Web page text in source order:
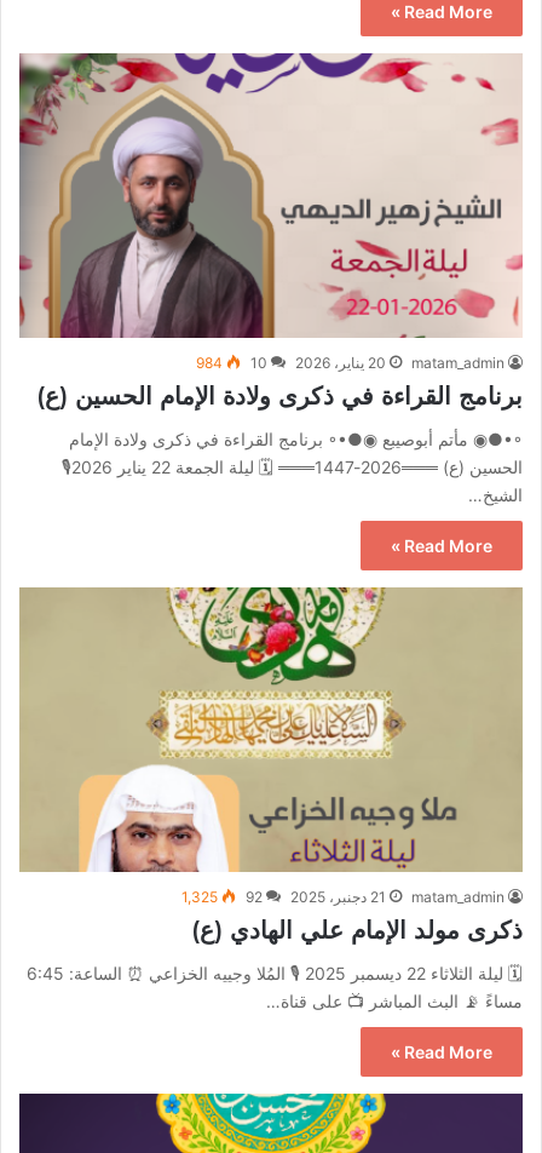
Read More »
matam_admin 20 يناير، 2026 10
984
برنامج القراءة في ذكرى ولادة الإمام الحسين (ع)
◦•●◉ مأتم أبوصيبع ◉●•◦ برنامج القراءة في ذكرى ولادة الإمام
الحسين (ع) ═══2026-1447═══ 🗓 ليلة الجمعة 22 يناير 2026🎙️
الشيخ…
Read More »
matam_admin 21 دجنبر، 2025 92
1,325
ذكرى مولد الإمام علي الهادي (ع)
🗓 ليلة الثلاثاء 22 ديسمبر 2025 🎙️ المُلا وجييه الخزاعي ⏰ الساعة: 6:45
مساءً 📡 البث المباشر 📺 على قناة…
Read More »